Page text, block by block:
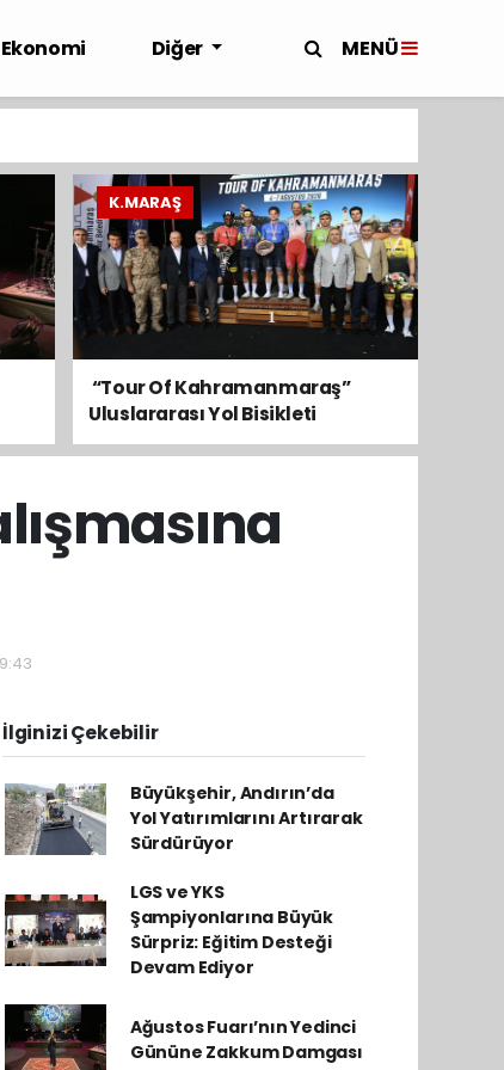
Ekonomi
Diğer MENÜ
K.MARAŞ
​ “Tour Of Kahramanmaraş”
Uluslararası Yol Bisikleti
Turnuvası Tamamlandı
İlginizi Çekebilir
Büyükşehir, Andırın’da
Yol Yatırımlarını Artırarak
Sürdürüyor
LGS ve YKS
Şampiyonlarına Büyük
Sürpriz: Eğitim Desteği
Devam Ediyor
Ağustos Fuarı’nın Yedinci
Gününe Zakkum Damgası